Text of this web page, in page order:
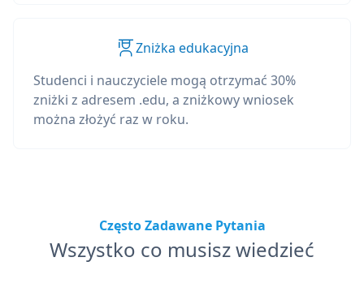
Zniżka edukacyjna
Studenci i nauczyciele mogą otrzymać 30%
zniżki z adresem .edu, a zniżkowy wniosek
można złożyć raz w roku.
Często Zadawane Pytania
Wszystko co musisz wiedzieć